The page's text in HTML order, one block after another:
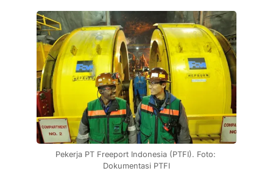
Pekerja PT Freeport Indonesia (PTFI). Foto:
Dokumentasi PTFI